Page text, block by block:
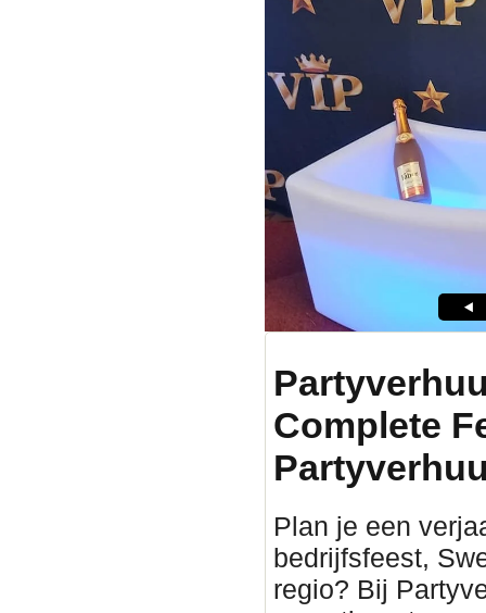
Complete
Plan je een
bedrijfsfeest,
regio? Bij